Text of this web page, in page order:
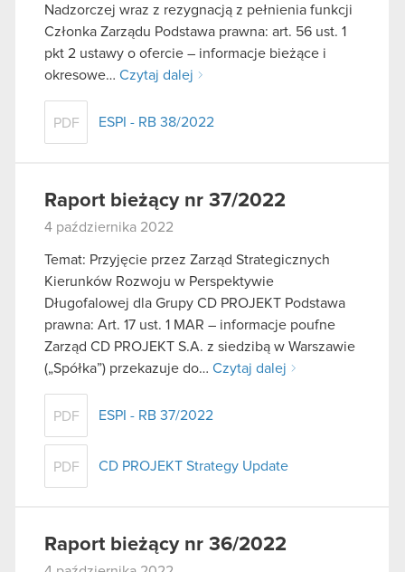
Nadzorczej wraz z rezygnacją z pełnienia funkcji
Członka Zarządu Podstawa prawna: art. 56 ust. 1
pkt 2 ustawy o ofercie – informacje bieżące i
okresowe… Czytaj dalej
PDF ESPI - RB 38/2022
Raport bieżący nr 37/2022
4 października 2022
Temat: Przyjęcie przez Zarząd Strategicznych
Kierunków Rozwoju w Perspektywie
Długofalowej dla Grupy CD PROJEKT Podstawa
prawna: Art. 17 ust. 1 MAR – informacje poufne
Zarząd CD PROJEKT S.A. z siedzibą w Warszawie
(„Spółka”) przekazuje do… Czytaj dalej
PDF ESPI - RB 37/2022
PDF CD PROJEKT Strategy Update
Raport bieżący nr 36/2022